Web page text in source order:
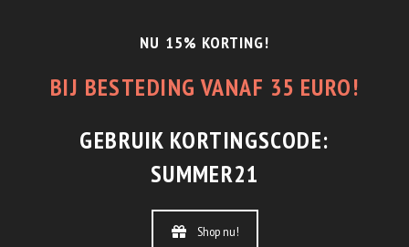
NU 15% KORTING!
BIJ BESTEDING VANAF 35 EURO!
GEBRUIK KORTINGSCODE:
SUMMER21
Shop nu!